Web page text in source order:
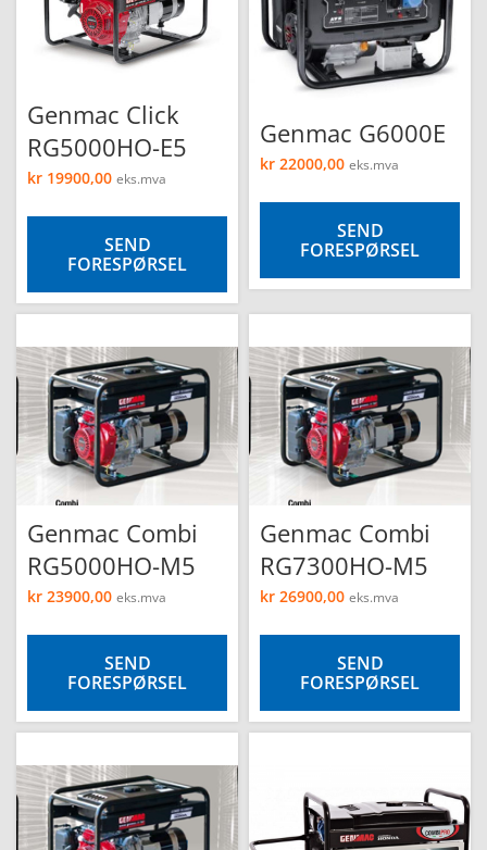
Genmac Click
RG5000HO-E5
kr 19900,00 eks.mva
SEND
FORESPØRSEL
Genmac G6000E
kr 22000,00 eks.mva
SEND
FORESPØRSEL
Genmac Combi
RG5000HO-M5
kr 23900,00 eks.mva
SEND
FORESPØRSEL
Genmac Combi
RG7300HO-M5
kr 26900,00 eks.mva
SEND
FORESPØRSEL